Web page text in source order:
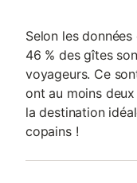
Selon les
46 % des gîtes
voyageurs. Ce
ont au moins
la destination
copains !